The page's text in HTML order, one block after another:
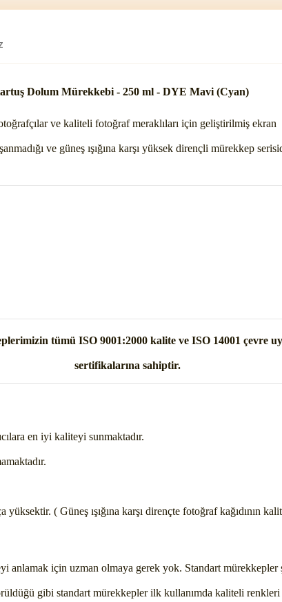
Dolum Mürekkebi - 250 ml - DYE Mavi (Cyan)
ve kaliteli fotoğraf meraklıları için geliştirilmiş ekran
ve güneş ışığına karşı yüksek dirençli mürekkep
tümü ISO 9001:2000 kalite ve ISO 14001 çevre
sertifikalarına sahiptir.
en iyi kaliteyi sunmaktadır.
( Güneş ışığına karşı dirençte fotoğraf kağıdının
anlamak için uzman olmaya gerek yok. Standart
gibi standart mürekkepler ilk kullanımda kaliteli